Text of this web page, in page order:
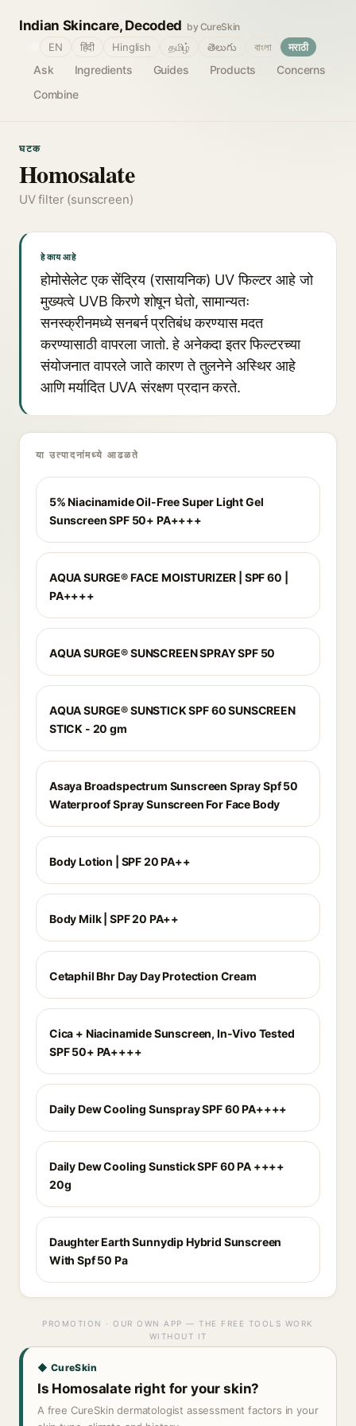
Indian Skincare, Decoded by CureSkin
Ask Ingredients Guides Products
Concerns
Combine
EN हिंदी Hinglish தமிழ் తెలుగు বাংলা मराठी
घटक
Homosalate
UV filter (sunscreen)
हे काय आहे
होमोसेलेट एक सेंद्रिय (रासायनिक) UV फिल्टर आहे जो
मुख्यत्वे UVB किरणे शोषून घेतो, सामान्यतः
सनस्क्रीनमध्ये सनबर्न प्रतिबंध करण्यास मदत
करण्यासाठी वापरला जातो. हे अनेकदा इतर फिल्टरच्या
संयोजनात वापरले जाते कारण ते तुलनेने अस्थिर आहे
आणि मर्यादित UVA संरक्षण प्रदान करते.
या उत्पादनांमध्ये आढळते
5% Niacinamide Oil-Free Super Light Gel
Sunscreen SPF 50+ PA++++
AQUA SURGE® FACE MOISTURIZER | SPF 60 |
PA++++
AQUA SURGE® SUNSCREEN SPRAY SPF 50
AQUA SURGE® SUNSTICK SPF 60 SUNSCREEN
STICK - 20 gm
Asaya Broadspectrum Sunscreen Spray Spf 50
Waterproof Spray Sunscreen For Face Body
Body Lotion | SPF 20 PA++
Body Milk | SPF 20 PA++
Cetaphil Bhr Day Day Protection Cream
Cica + Niacinamide Sunscreen, In-Vivo Tested
SPF 50+ PA++++
Daily Dew Cooling Sunspray SPF 60 PA++++
Daily Dew Cooling Sunstick SPF 60 PA ++++
20g
Daughter Earth Sunnydip Hybrid Sunscreen
With Spf 50 Pa
PROMOTION · OUR OWN APP — THE FREE TOOLS WORK
WITHOUT IT
◆ CureSkin
Is Homosalate right for your skin?
A free CureSkin dermatologist assessment factors in your